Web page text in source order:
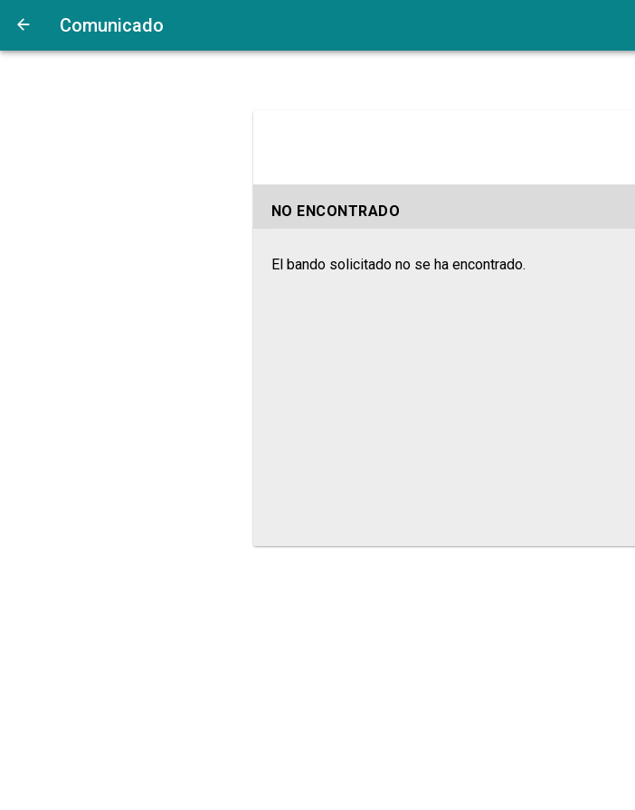
Comunicado
NO ENCONTRADO
El bando solicitado no se ha encontrado.